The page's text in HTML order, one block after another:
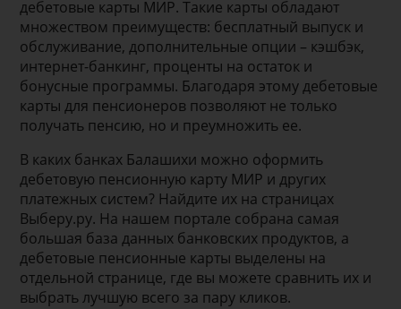
дебетовые карты МИР. Такие карты обладают
множеством преимуществ: бесплатный выпуск и
обслуживание, дополнительные опции – кэшбэк,
интернет-банкинг, проценты на остаток и
бонусные программы. Благодаря этому дебетовые
карты для пенсионеров позволяют не только
получать пенсию, но и преумножить ее.
В каких банках Балашихи можно оформить
дебетовую пенсионную карту МИР и других
платежных систем? Найдите их на страницах
Выберу.ру. На нашем портале собрана самая
большая база данных банковских продуктов, а
дебетовые пенсионные карты выделены на
отдельной странице, где вы можете сравнить их и
выбрать лучшую всего за пару кликов.